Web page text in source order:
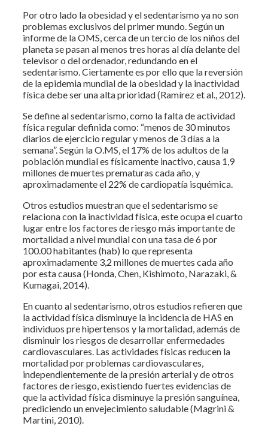
Por otro lado la obesidad y el sedentarismo ya no son
problemas exclusivos del primer mundo. Según un
informe de la OMS, cerca de un tercio de los niños del
planeta se pasan al menos tres horas al día delante del
televisor o del ordenador, redundando en el
sedentarismo. Ciertamente es por ello que la reversión
de la epidemia mundial de la obesidad y la inactividad
física debe ser una alta prioridad (Ramírez et al., 2012).
Se define al sedentarismo, como la falta de actividad
física regular definida como: “menos de 30 minutos
diarios de ejercicio regular y menos de 3 días a la
semana”. Según la O.MS, el 17% de los adultos de la
población mundial es físicamente inactivo, causa 1,9
millones de muertes prematuras cada año, y
aproximadamente el 22% de cardiopatía isquémica.
Otros estudios muestran que el sedentarismo se
relaciona con la inactividad física, este ocupa el cuarto
lugar entre los factores de riesgo más importante de
mortalidad a nivel mundial con una tasa de 6 por
100.00 habitantes (hab) lo que representa
aproximadamente 3,2 millones de muertes cada año
por esta causa (Honda, Chen, Kishimoto, Narazaki, &
Kumagai, 2014).
En cuanto al sedentarismo, otros estudios refieren que
la actividad física disminuye la incidencia de HAS en
individuos pre hipertensos y la mortalidad, además de
disminuir los riesgos de desarrollar enfermedades
cardiovasculares. Las actividades físicas reducen la
mortalidad por problemas cardiovasculares,
independientemente de la presión arterial y de otros
factores de riesgo, existiendo fuertes evidencias de
que la actividad física disminuye la presión sanguínea,
prediciendo un envejecimiento saludable (Magrini &
Martini, 2010).